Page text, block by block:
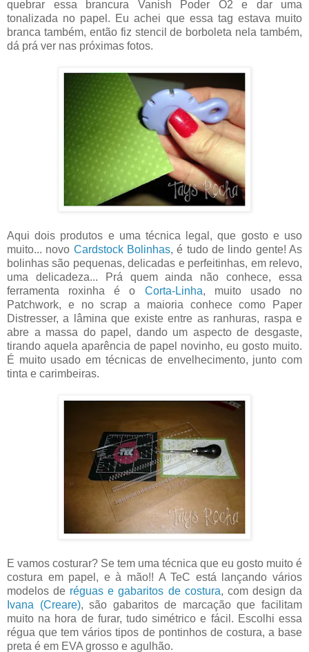
quebrar essa brancura Vanish Poder O2 e dar uma
tonalizada no papel. Eu achei que essa tag estava muito
branca também, então fiz stencil de borboleta nela também,
dá prá ver nas próximas fotos.
Aqui dois produtos e uma técnica legal, que gosto e uso
muito... novo Cardstock Bolinhas, é tudo de lindo gente! As
bolinhas são pequenas, delicadas e perfeitinhas, em relevo,
uma delicadeza... Prá quem ainda não conhece, essa
ferramenta roxinha é o Corta-Linha, muito usado no
Patchwork, e no scrap a maioria conhece como Paper
Distresser, a lâmina que existe entre as ranhuras, raspa e
abre a massa do papel, dando um aspecto de desgaste,
tirando aquela aparência de papel novinho, eu gosto muito.
É muito usado em técnicas de envelhecimento, junto com
tinta e carimbeiras.
E vamos costurar? Se tem uma técnica que eu gosto muito é
costura em papel, e à mão!! A TeC está lançando vários
modelos de réguas e gabaritos de costura, com design da
Ivana (Creare), são gabaritos de marcação que facilitam
muito na hora de furar, tudo simétrico e fácil. Escolhi essa
régua que tem vários tipos de pontinhos de costura, a base
preta é em EVA grosso e agulhão.